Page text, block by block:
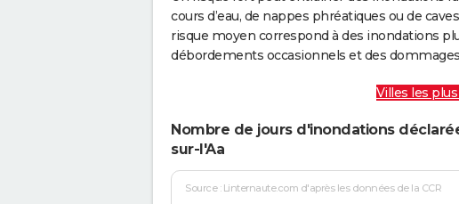
cours d’eau, de nappes phréatiques ou de
risque moyen correspond à des inondations
débordements occasionnels et des
Villes les
Nombre de jours d'inondations
sur-l'Aa
Source : Linternaute.com d'après les données de la CCR